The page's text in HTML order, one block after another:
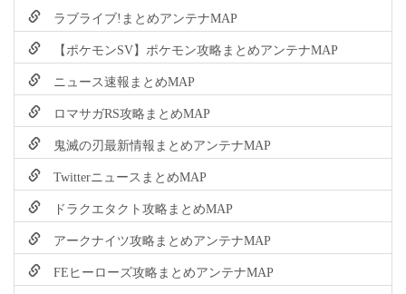
ラブライブ!まとめアンテナMAP
【ポケモンSV】ポケモン攻略まとめアンテナMAP
ニュース速報まとめMAP
ロマサガRS攻略まとめMAP
鬼滅の刃最新情報まとめアンテナMAP
TwitterニュースまとめMAP
ドラクエタクト攻略まとめMAP
アークナイツ攻略まとめアンテナMAP
FEヒーローズ攻略まとめアンテナMAP